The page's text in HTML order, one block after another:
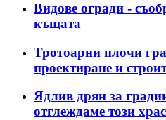
Видове огради -
къщата
Тротоарни плочи
проектиране и
Ядлив дрян за
отглеждаме този